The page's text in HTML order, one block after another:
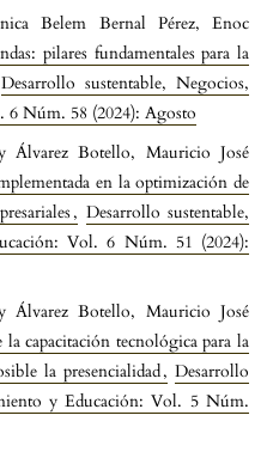
Belem Bernal Pérez, Enoc
pilares fundamentales para la
Desarrollo sustentable, Negocios,
Núm. 58 (2024): Agosto
Álvarez Botello, Mauricio José
en la optimización de
, Desarrollo sustentable,
Vol. 6 Núm. 51 (2024):
Álvarez Botello, Mauricio José
capacitación tecnológica para la
la presencialidad, Desarrollo
y Educación: Vol. 5 Núm.